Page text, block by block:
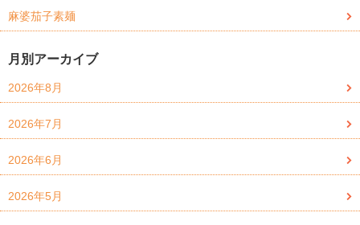
麻婆茄子素麺
月別アーカイブ
2026年8月
2026年7月
2026年6月
2026年5月